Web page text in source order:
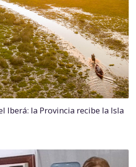
Iberá: la Provincia recibe la Isla